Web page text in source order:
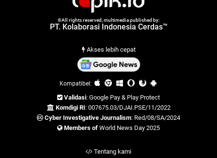
©All rights reserved, multimedia published by:
PT. Kolaborasi Indonesia Cerdas™
Akses lebih cepat
Kompatibel:
Validasi: Google Pay & Play Protect
Komdigi RI: 007675.03/DJAI.PSE/11/2022
Cyber Investigative Journalism: Red/08/SA/2024
Members of World News Day 2025
Tentang kami